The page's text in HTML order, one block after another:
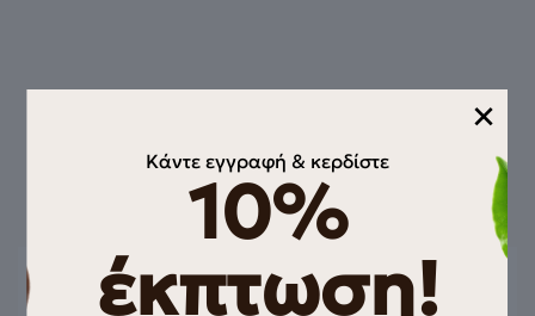
Ταιριάζει με
×
Κάντε εγγραφή & κερδίστε
10%
έκπτωση!